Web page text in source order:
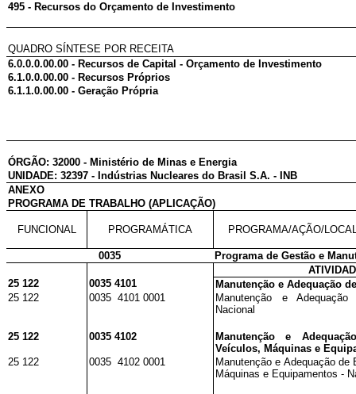
495 - Recursos do Orçamento de Investimento
QUADRO SÍNTESE POR RECEITA
6.0.0.0.00.00 - Recursos de Capital - Orçamento de Investimento
6.1.0.0.00.00 - Recursos Próprios
6.1.1.0.00.00 - Geração Própria
ÓRGÃO: 32000 - Ministério de Minas e Energia
UNIDADE: 32397 - Indústrias Nucleares do Brasil S.A. - INB
ANEXO
PROGRAMA DE TRABALHO (APLICAÇÃO)
FUNCIONAL PROGRAMÁTICA PROGRAMA/AÇÃO/
0035
Programa de Gestão e
25 122
0035 4101
Manutenção e Adequação
25 122
0035 4101 0001
Manutenção e
Nacional
25 122 0035 4102
Manutenção e
Veículos, Máquinas e
25 122
0035 4102 0001
Manutenção e Adequação
Máquinas e Equipamentos -